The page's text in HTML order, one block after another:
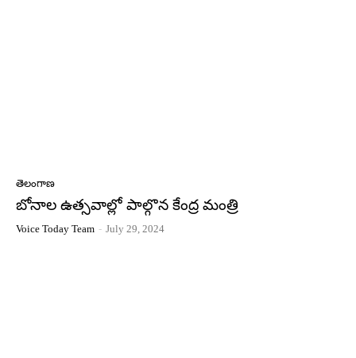
తెలంగాణ
బోనాల ఉత్సవాల్లో పాల్గొన కేంద్ర మంత్రి
Voice Today Team - July 29, 2024